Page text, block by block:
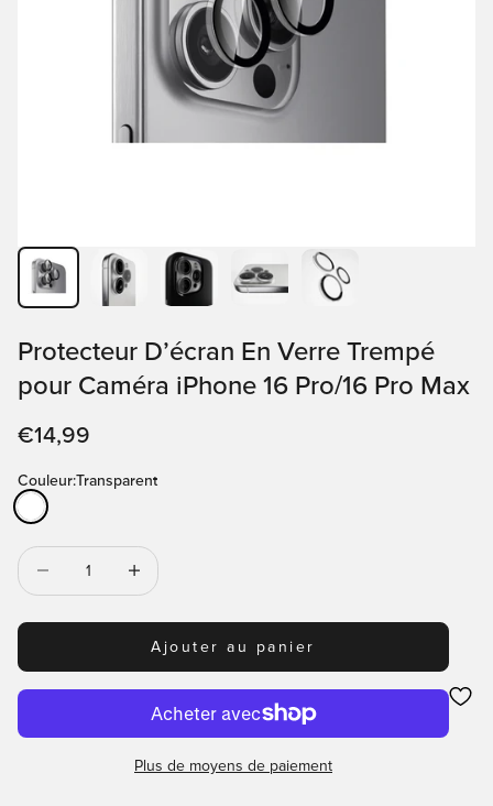
Protecteur D’écran En Verre Trempé
pour Caméra iPhone 16 Pro/16 Pro Max
Prix de vente
€14,99
Couleur:Transparent
Transparent
Diminuer la quantitéDiminuer la quantité
Ajouter au panier
Plus de moyens de paiement